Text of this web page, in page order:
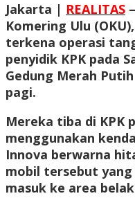
Jakarta | REALITAS
Komering Ulu
terkena operasi
penyidik KPK pada
Gedung Merah
pagi.
Mereka tiba di KPK
menggunakan
Innova berwarna
mobil tersebut yang
masuk ke area